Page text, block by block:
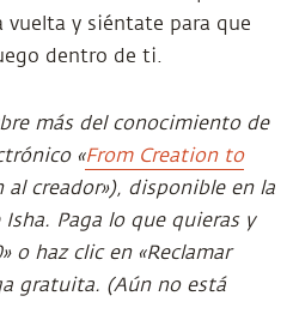
vuelta y siéntate para que
dentro de ti.
más del conocimiento de
«From Creation to
al creador»), disponible en la
Paga lo que quieras y
o haz clic en «Reclamar
gratuita. (Aún no está